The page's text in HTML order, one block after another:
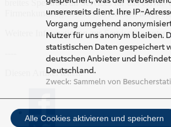
breites Spektrum an Services für das Privat-
Firmenkundengeschäft von Banken und
Weitere Informationen zur Serviscope unter
Diesen Artikel teilen:
unsererseits dient. Ihre IP-
Vorgang umgehend
Nutzer für uns anonym bleiben.
statistischen Daten gespeichert
deutschen Anbieter und
Deutschland.
Zweck: Sammeln von
Alle Cookies aktivieren und speichern